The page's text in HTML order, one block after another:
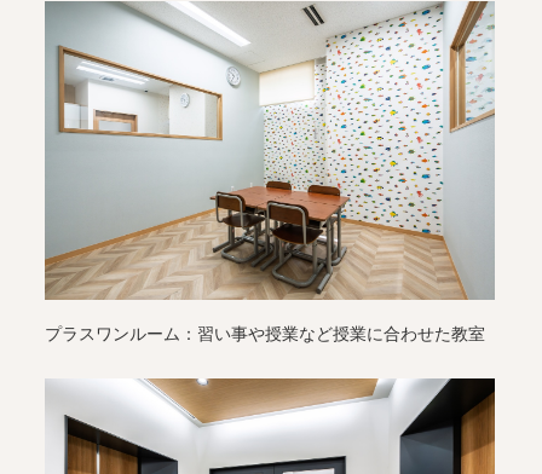
プラスワンルーム：習い事や授業など授業に合わせた教室